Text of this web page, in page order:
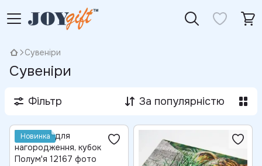
Сувеніри
Сувеніри
Фільтр За популярністю
Новинка